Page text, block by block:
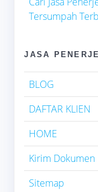
Tersumpah
JASA
BLOG
DAFTAR KLIEN
HOME
Kirim Dokumen
Sitemap